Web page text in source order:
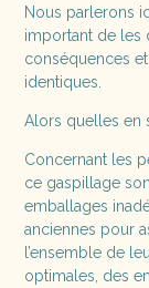
Nous parlerons
important de les
conséquences
identiques.
Alors quelles en
Concernant les
ce gaspillage
emballages
anciennes pour
l’ensemble de
optimales, des